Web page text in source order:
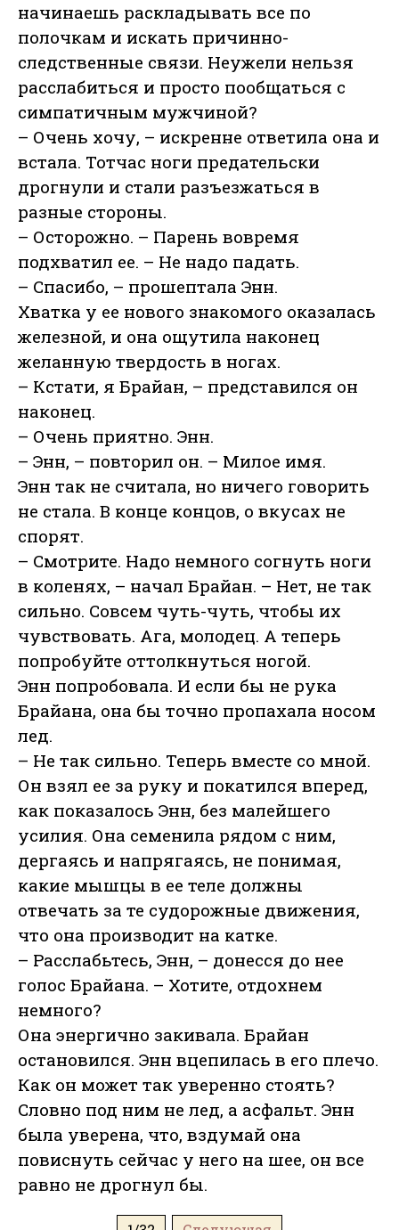
начинаешь раскладывать все по
полочкам и искать причинно-
следственные связи. Неужели нельзя
расслабиться и просто пообщаться с
симпатичным мужчиной?
– Очень хочу, – искренне ответила она и
встала. Тотчас ноги предательски
дрогнули и стали разъезжаться в
разные стороны.
– Осторожно. – Парень вовремя
подхватил ее. – Не надо падать.
– Спасибо, – прошептала Энн.
Хватка у ее нового знакомого оказалась
железной, и она ощутила наконец
желанную твердость в ногах.
– Кстати, я Брайан, – представился он
наконец.
– Очень приятно. Энн.
– Энн, – повторил он. – Милое имя.
Энн так не считала, но ничего говорить
не стала. В конце концов, о вкусах не
спорят.
– Смотрите. Надо немного согнуть ноги
в коленях, – начал Брайан. – Нет, не так
сильно. Совсем чуть-чуть, чтобы их
чувствовать. Ага, молодец. А теперь
попробуйте оттолкнуться ногой.
Энн попробовала. И если бы не рука
Брайана, она бы точно пропахала носом
лед.
– Не так сильно. Теперь вместе со мной.
Он взял ее за руку и покатился вперед,
как показалось Энн, без малейшего
усилия. Она семенила рядом с ним,
дергаясь и напрягаясь, не понимая,
какие мышцы в ее теле должны
отвечать за те судорожные движения,
что она производит на катке.
– Расслабьтесь, Энн, – донесся до нее
голос Брайана. – Хотите, отдохнем
немного?
Она энергично закивала. Брайан
остановился. Энн вцепилась в его плечо.
Как он может так уверенно стоять?
Словно под ним не лед, а асфальт. Энн
была уверена, что, вздумай она
повиснуть сейчас у него на шее, он все
равно не дрогнул бы.